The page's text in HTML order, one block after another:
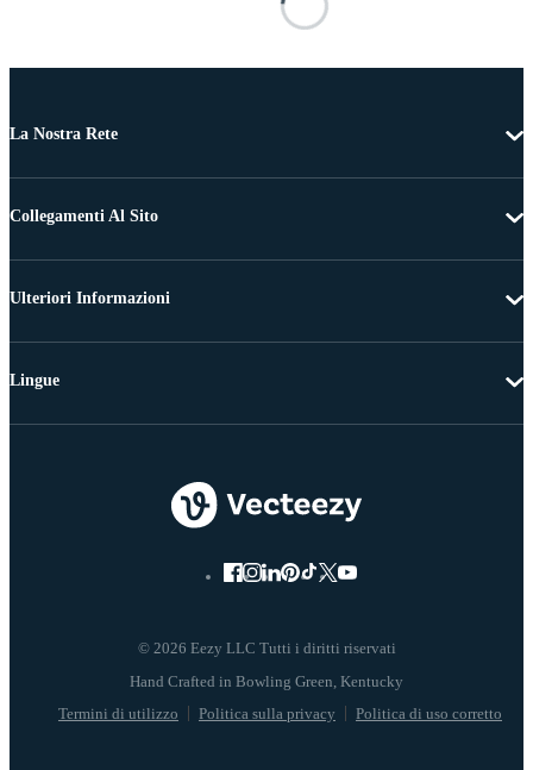
La Nostra Rete
Collegamenti Al Sito
Ulteriori Informazioni
© 2026 Eezy LLC Tutti i diritti riservati
Termini di utilizzo Politica sulla privacy Politica di uso corretto
Lingue